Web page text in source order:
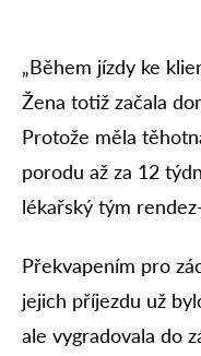
„Během jízdy ke
Žena totiž začala
Protože měla
porodu až za 12
lékařský tým
Překvapením pro
jejich příjezdu už
ale vygradovala do